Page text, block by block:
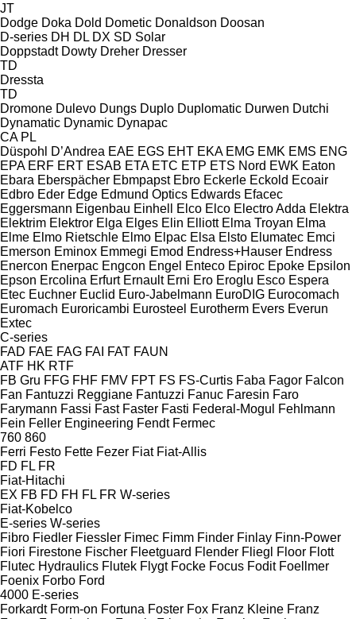
JT
Dodge Doka Dold Dometic Donaldson Doosan
D-series DH DL DX SD Solar
Doppstadt Dowty Dreher Dresser
TD
Dressta
TD
Dromone Dulevo Dungs Duplo Duplomatic Durwen Dutchi
Dynamatic Dynamic Dynapac
CA PL
Düspohl
D’Andrea EAE EGS EHT EKA EMG EMK EMS ENG
EPA ERF ERT ESAB ETA ETC ETP ETS Nord EWK Eaton
Ebara Eberspächer Ebmpapst Ebro Eckerle Eckold Ecoair
Edbro Eder Edge Edmund Optics Edwards Efacec
Eggersmann Eigenbau Einhell Elco Elco Electro Adda Elektra
Elektrim Elektror Elga Elges Elin Elliott Elma Troyan Elma
Elme Elmo Rietschle Elmo Elpac Elsa Elsto Elumatec Emci
Emerson Eminox Emmegi Emod Endress+Hauser Endress
Enercon Enerpac Engcon Engel Enteco Epiroc Epoke Epsilon
Epson Ercolina Erfurt Ernault Erni Ero Eroglu Esco Espera
Etec Euchner Euclid Euro-Jabelmann EuroDIG Eurocomach
Euromach Euroricambi Eurosteel Eurotherm Evers Everun
Extec
C-series
FAD FAE FAG FAI FAT FAUN
ATF HK RTF
FB Gru FFG FHF FMV FPT FS FS-Curtis Faba Fagor Falcon
Fan Fantuzzi Reggiane Fantuzzi Fanuc Faresin Faro
Farymann Fassi Fast Faster Fasti Federal-Mogul
Fehlmann
Fein Feller Engineering Fendt Fermec
760 860
Ferri Festo Fette Fezer Fiat Fiat-Allis
FD FL FR
Fiat-Hitachi
EX FB FD FH FL FR W-series
Fiat-Kobelco
E-series W-series
Fibro Fiedler Fiessler Fimec Fimm Finder Finlay Finn-Power
Fiori Firestone Fischer Fleetguard Flender Fliegl Floor Flott
Flutec Hydraulics Flutek Flygt Focke Focus Fodit Foellmer
Foenix Forbo Ford
4000 E-series
Forkardt Form-on Fortuna Foster Fox Franz Kleine Franz